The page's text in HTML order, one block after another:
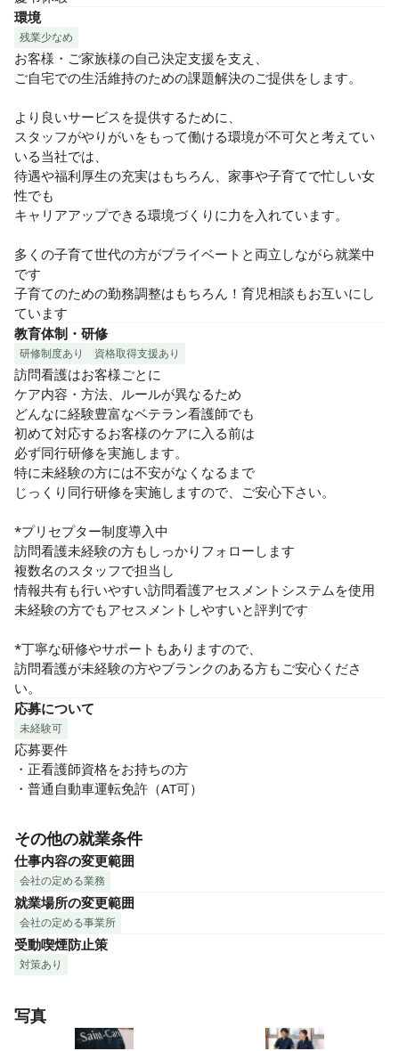
環境
残業少なめ
お客様・ご家族様の自己決定支援を支え、
ご自宅での生活維持のための課題解決のご提供をします。
より良いサービスを提供するために、
スタッフがやりがいをもって働ける環境が不可欠と考えてい
いる当社では、
待遇や福利厚生の充実はもちろん、家事や子育てで忙しい女
性でも
キャリアアップできる環境づくりに力を入れています。
多くの子育て世代の方がプライベートと両立しながら就業中
です
子育てのための勤務調整はもちろん！育児相談もお互いにし
ています
教育体制・研修
研修制度あり 資格取得支援あり
訪問看護はお客様ごとに
ケア内容・方法、ルールが異なるため
どんなに経験豊富なベテラン看護師でも
初めて対応するお客様のケアに入る前は
必ず同行研修を実施します。
特に未経験の方には不安がなくなるまで
じっくり同行研修を実施しますので、ご安心下さい。
*プリセプター制度導入中
訪問看護未経験の方もしっかりフォローします
複数名のスタッフで担当し
情報共有も行いやすい訪問看護アセスメントシステムを使用
未経験の方でもアセスメントしやすいと評判です
*丁寧な研修やサポートもありますので、
訪問看護が未経験の方やブランクのある方もご安心くださ
い。
応募について
未経験可
応募要件
・正看護師資格をお持ちの方
・普通自動車運転免許（AT可）
その他の就業条件
仕事内容の変更範囲
会社の定める業務
就業場所の変更範囲
会社の定める事業所
受動喫煙防止策
対策あり
写真